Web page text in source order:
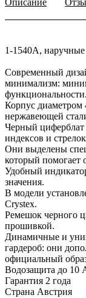
Описание
1-1540A, наручные
Современный
минимализм:
функциональности.
Корпус диаметром
нержавеющей
Черный циферблат
индексов и
Они выделены
который помогает
Удобный
значения.
В модели
Crystex.
Ремешок черного
прошивкой.
Динамичные и
гардероб: они
официальный
Водозащита до 10
Гарантия 2 года
Страна Австрия